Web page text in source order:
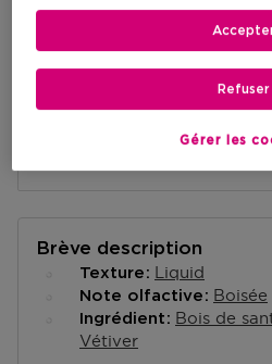
Livraison à domicile
En stock-
Retrait dans un magasin
Brève description
Texture Liquid
Note olfactive Boisée
Ingrédient Bois de
Vétiver
Gérer les
Refuser